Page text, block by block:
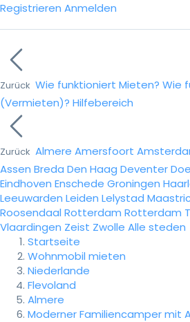
Registrieren Anmelden
Zurück Wie funktioniert Mieten? Wie
(Vermieten)? Hilfebereich
Zurück Almere Amersfoort
Assen Breda Den Haag Deventer
Eindhoven Enschede Groningen
Leeuwarden Leiden Lelystad
Roosendaal Rotterdam Rotterdam
Vlaardingen Zeist Zwolle Alle steden
Startseite
Wohnmobil mieten
Niederlande
Flevoland
Almere
Moderner Familiencamper mit